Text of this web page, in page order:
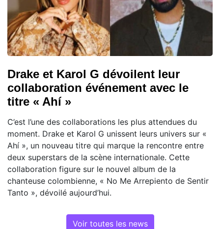
Drake et Karol G dévoilent leur
collaboration événement avec le
titre « Ahí »
C’est l’une des collaborations les plus attendues du
moment. Drake et Karol G unissent leurs univers sur «
Ahí », un nouveau titre qui marque la rencontre entre
deux superstars de la scène internationale. Cette
collaboration figure sur le nouvel album de la
chanteuse colombienne, « No Me Arrepiento de Sentir
Tanto », dévoilé aujourd’hui.
Voir toutes les news